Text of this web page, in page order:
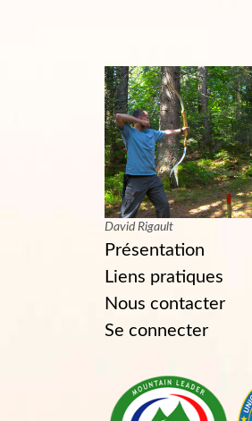
David Rigault
Présentation
Liens pratiques
Nous contacter
Se connecter